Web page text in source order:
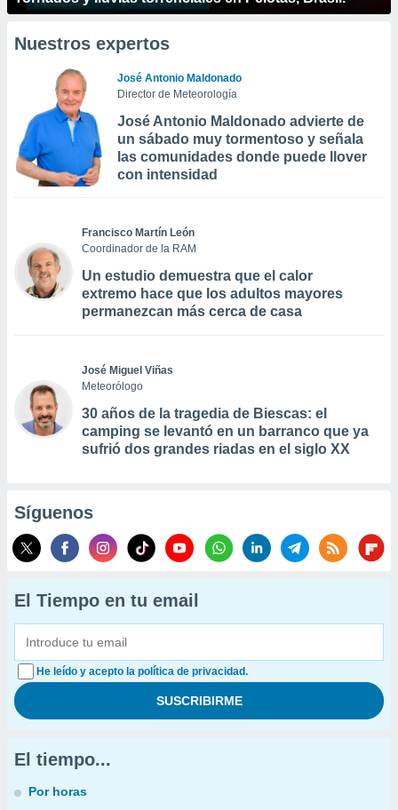
Nuestros expertos
José Antonio Maldonado
Director de Meteorología
José Antonio Maldonado advierte de
un sábado muy tormentoso y señala
las comunidades donde puede llover
con intensidad
Francisco Martín León
Coordinador de la RAM
Un estudio demuestra que el calor
extremo hace que los adultos mayores
permanezcan más cerca de casa
José Miguel Viñas
Meteorólogo
30 años de la tragedia de Biescas: el
camping se levantó en un barranco que ya
sufrió dos grandes riadas en el siglo XX
Síguenos
El Tiempo en tu email
He leído y acepto la política de privacidad.
El tiempo...
Por horas